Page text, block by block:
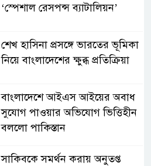
‘স্পেশাল রেসপন্স ব্যাটালিয়ন’
শেখ হাসিনা প্রসঙ্গে ভারতের ভূমিকা
নিয়ে বাংলাদেশের ক্ষুব্ধ প্রতিক্রিয়া
বাংলাদেশে আইএস আইয়ের অবাধ
সুযোগ পাওয়ার অভিযোগ ভিত্তিহীন
বললো পাকিস্তান
সাকিবকে সমর্থন করায় অনুতপ্ত